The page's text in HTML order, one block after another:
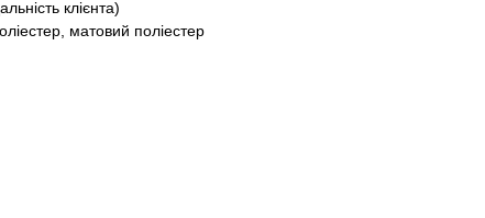
клієнта)
матовий поліестер